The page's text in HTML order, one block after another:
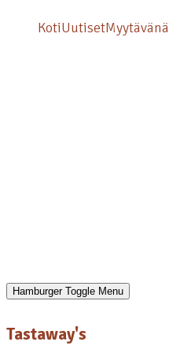
MeneKotiUutisetMyytävänä
Hamburger Toggle Menu
Tastaway's